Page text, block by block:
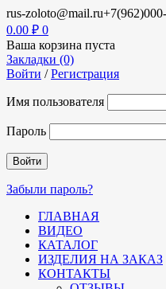
rus-zoloto@mail.ru
0.00 ₽ 0
Ваша корзина пуста
Закладки (0)
Войти /Регистрация
Имя пользователя
Пароль
Забыли пароль?
ГЛАВНАЯ
ВИДЕО
КАТАЛОГ
ИЗДЕЛИЯ НА ЗАКАЗ
КОНТАКТЫ